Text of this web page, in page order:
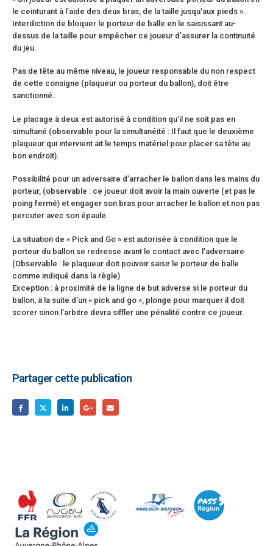
le ceinturant à l’aide des deux bras, de la taille jusqu’aux pieds ».
Interdiction de bloquer le porteur de balle en le saisissant au-
dessus de la taille pour empêcher ce joueur d’assurer la continuité
du jeu.
Pas de tête au même niveau, le joueur responsable du non respect
de cette consigne (plaqueur ou porteur du ballon), doit être
sanctionné.
Le placage à deux est autorisé à condition qu’il ne soit pas en
simultané (observable pour la simultanéité : Il faut que le deuxième
plaqueur qui intervient ait le temps matériel pour placer sa tête au
bon endroit).
Possibilité pour un adversaire d’arracher le ballon dans les mains du
porteur, (observable : ce joueur doit avoir la main ouverte (et pas le
poing fermé) et engager son bras pour arracher le ballon et non pas
percuter avec son épaule.
La situation de « Pick and Go » est autorisée à condition que le
porteur du ballon se redresse avant le contact avec l’adversaire
(Observable : le plaqueur doit pouvoir saisir le porteur de balle
comme indiqué dans la règle)
Exception : à proximité de la ligne de but adverse si le porteur du
ballon, à la suite d’un « pick and go », plonge pour marquer il doit
scorer sinon l’arbitre devra siffler une pénalité contre ce joueur.
Partager cette publication